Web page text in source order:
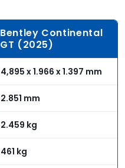
Bentley Continental
GT (2025)
4,895 x 1.966 x 1.397 mm
2.851 mm
2.459 kg
461 kg